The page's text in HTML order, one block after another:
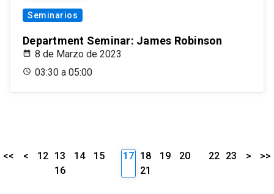
Seminarios
Department Seminar: James Robinson
8 de Marzo de 2023
03:30 a 05:00
<< < 12 13 14
15
16
17 18 19
20
21
22 23 > >>